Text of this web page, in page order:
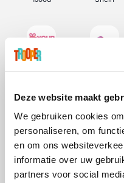
Deze website maakt
We gebruiken cookies
personaliseren, om
en om ons
informatie over uw
partners voor social